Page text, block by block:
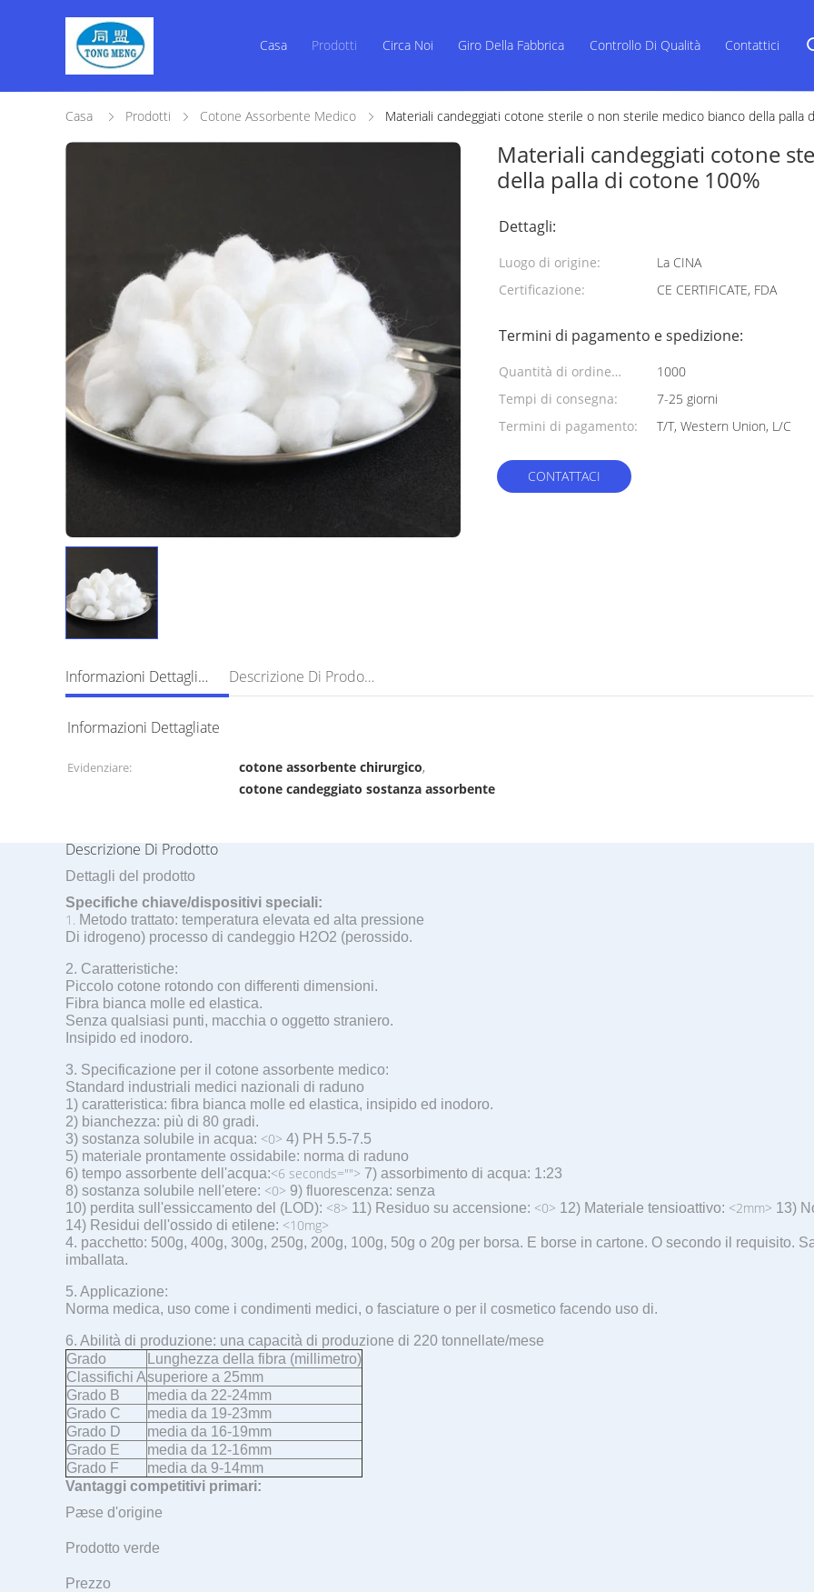
Casa Prodotti Circa Noi Giro Della Fabbrica Controllo Di Qualità Contattici
Casa Prodotti Cotone Assorbente Medico Materiali candeggiati cotone sterile o non sterile medico bianco della palla
Materiali candeggiati cotone
della palla di cotone 100%
Dettagli:
Luogo di origine:
La CINA
Certificazione:
CE CERTIFICATE, FDA
Termini di pagamento e spedizione:
Quantità di ordine
minimo:
1000
Tempi di consegna:
7-25 giorni
Termini di pagamento:
T/T, Western Union, L/C
CONTATTACI
Informazioni Dettagliate Descrizione Di Prodotto
Informazioni Dettagliate
Evidenziare: cotone assorbente chirurgico,
cotone candeggiato sostanza assorbente
Descrizione Di Prodotto
Dettagli del prodotto
Specifiche chiave/dispositivi speciali:
1. Metodo trattato: temperatura elevata ed alta pressione
Di idrogeno) processo di candeggio H2O2 (perossido.
2. Caratteristiche:
Piccolo cotone rotondo con differenti dimensioni.
Fibra bianca molle ed elastica.
Senza qualsiasi punti, macchia o oggetto straniero.
Insipido ed inodoro.
3. Specificazione per il cotone assorbente medico:
Standard industriali medici nazionali di raduno
1) caratteristica: fibra bianca molle ed elastica, insipido ed inodoro.
2) bianchezza: più di 80 gradi.
3) sostanza solubile in acqua: <0> 4) PH 5.5-7.5
5) materiale prontamente ossidabile: norma di raduno
6) tempo assorbente dell'acqua:<6 seconds=""> 7) assorbimento di acqua: 1:23
8) sostanza solubile nell'etere: <0> 9) fluorescenza: senza
10) perdita sull'essiccamento del (LOD): <8> 11) Residuo su accensione: <0> 12) Materiale tensioattivo: <2mm> 13)
14) Residui dell'ossido di etilene: <10mg>
4. pacchetto: 500g, 400g, 300g, 250g, 200g, 100g, 50g o 20g per borsa. E borse in cartone. O secondo il requisito.
imballata.
5. Applicazione:
Norma medica, uso come i condimenti medici, o fasciature o per il cosmetico facendo uso di.
6. Abilità di produzione: una capacità di produzione di 220 tonnellate/mese
Grado
Lunghezza della fibra (millimetro)
Classifichi Asuperiore a 25mm
Grado B
media da 22-24mm
Grado C
media da 19-23mm
Grado D
media da 16-19mm
Grado E
media da 12-16mm
Grado F
media da 9-14mm
Vantaggi competitivi primari:
Pæse d'origine
Prodotto verde
Prezzo